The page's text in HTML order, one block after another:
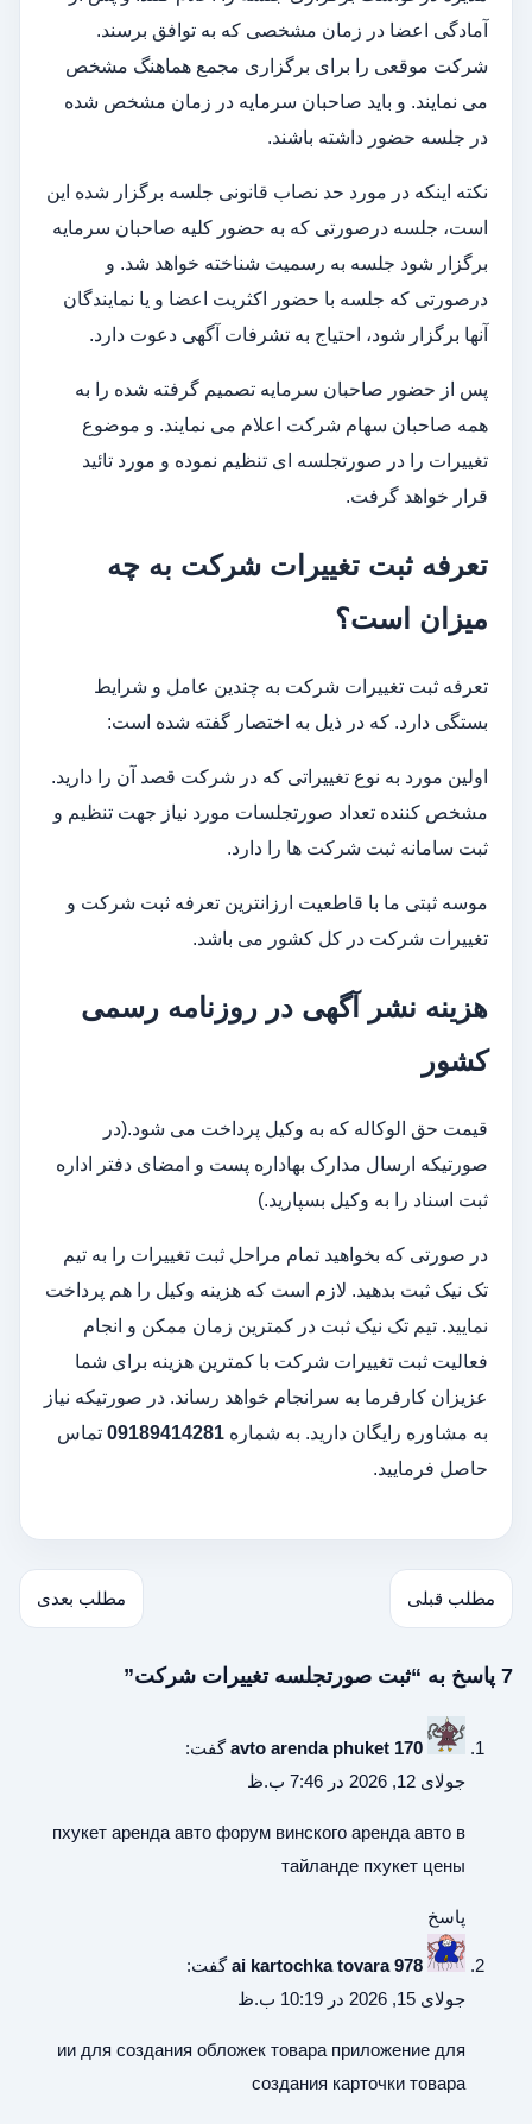
آمادگی اعضا در زمان مشخصی که به توافق برسند.
شرکت موقعی را برای برگزاری مجمع هماهنگ مشخص
می نمایند. و باید صاحبان سرمایه در زمان مشخص شده
در جلسه حضور داشته باشند.
نکته اینکه در مورد حد نصاب قانونی جلسه برگزار شده این
است، جلسه درصورتی که به حضور کلیه صاحبان سرمایه
برگزار شود جلسه به رسمیت شناخته خواهد شد. و
درصورتی که جلسه با حضور اکثریت اعضا و یا نمایندگان
آنها برگزار شود، احتیاج به تشرفات آگهی دعوت دارد.
پس از حضور صاحبان سرمایه تصمیم گرفته شده را به
همه صاحبان سهام شرکت اعلام می نمایند. و موضوع
تغییرات را در صورتجلسه ای تنظیم نموده و مورد تائید
قرار خواهد گرفت.
تعرفه ثبت تغییرات شرکت به چه
میزان است؟
تعرفه ثبت تغییرات شرکت به چندین عامل و شرایط
بستگی دارد. که در ذیل به اختصار گفته شده است:
اولین مورد به نوع تغییراتی که در شرکت قصد آن را دارید.
مشخص کننده تعداد صورتجلسات مورد نیاز جهت تنظیم و
ثبت سامانه ثبت شرکت ها را دارد.
موسه ثبتی ما با قاطعیت ارزانترین تعرفه ثبت شرکت و
تغییرات شرکت در کل کشور می باشد.
هزینه نشر آگهی در روزنامه رسمی
کشور
قیمت حق الوکاله که به وکیل پرداخت می شود.(در
صورتیکه ارسال مدارک بهاداره پست و امضای دفتر اداره
ثبت اسناد را به وکیل بسپارید.)
در صورتی که بخواهید تمام مراحل ثبت تغییرات را به تیم
تک نیک ثبت بدهید. لازم است که هزینه وکیل را هم پرداخت
نمایید. تیم تک نیک ثبت در کمترین زمان ممکن و انجام
فعالیت ثبت تغییرات شرکت با کمترین هزینه برای شما
عزیزان کارفرما به سرانجام خواهد رساند. در صورتیکه نیاز
به مشاوره رایگان دارید. به شماره 09189414281 تماس
حاصل فرمایید.
مطلب قبلی مطلب بعدی
7 پاسخ به “ثبت صورتجلسه تغییرات شرکت”
avto arenda phuket 170 گفت:
جولای 12, 2026 در 7:46 ب.ظ
пхукет аренда авто форум винского аренда авто в
тайланде пхукет цены
پاسخ
ai kartochka tovara 978 گفت:
جولای 15, 2026 در 10:19 ب.ظ
ии для создания обложек товара приложение для
создания карточки товара